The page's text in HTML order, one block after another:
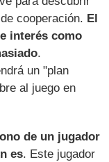
cooperación. El
interés como
.
un "plan
al juego en
de un jugador
es. Este jugador